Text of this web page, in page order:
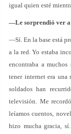
igual quien esté
—Le sorprendió ver a
—Sí. En la base está
a la red. Yo estaba
encontraba a
tener internet era una
soldados han
televisión. Me
leíamos cuentos,
hizo mucha gracia,